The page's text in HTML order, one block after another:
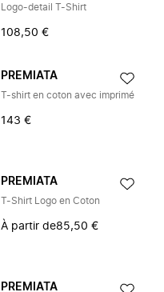
Logo-detail T-Shirt
108,50 €
PREMIATA
T-shirt en coton avec imprimé
143 €
PREMIATA
T-Shirt Logo en Coton
À partir de85,50 €
PREMIATA